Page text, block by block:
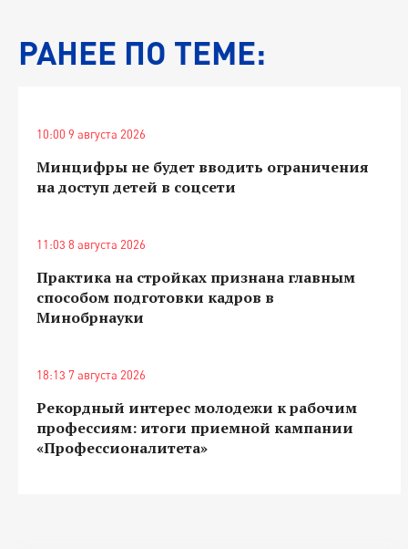
РАНЕЕ ПО ТЕМЕ:
10:00 9 августа 2026
Минцифры не будет вводить ограничения
на доступ детей в соцсети
11:03 8 августа 2026
Практика на стройках признана главным
способом подготовки кадров в
Минобрнауки
18:13 7 августа 2026
Рекордный интерес молодежи к рабочим
профессиям: итоги приемной кампании
«Профессионалитета»